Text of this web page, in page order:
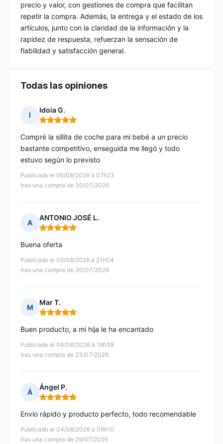
precio y valor, con gestiones de compra que facilitan
repetir la compra. Además, la entrega y el estado de los
artículos, junto con la claridad de la información y la
rapidez de respuesta, refuerzan la sensación de
fiabilidad y satisfacción general.
Todas las opiniones
I
Idoia G.
Nota: 5 de 5
Publicado el 06/08/2026 à 07h23
tras una compra de 30/07/2026
Compré la sillita de coche para mi bebé a un precio
bastante competitivo, enseguida me llegó y todo
estuvo según lo previsto
A
ANTONIO JOSÉ L.
Nota: 5 de 5
Publicado el 05/08/2026 à 21h04
tras una compra de 30/07/2026
Buena oferta
M
Mar T.
Nota: 5 de 5
Publicado el 04/08/2026 à 19h38
tras una compra de 23/07/2026
Buen producto, a mi hija le ha encantado
Á
Ángel P.
Nota: 5 de 5
Publicado el 04/08/2026 à 09h10
tras una compra de 29/07/2026
Envío rápido y producto perfecto, todo recomendable